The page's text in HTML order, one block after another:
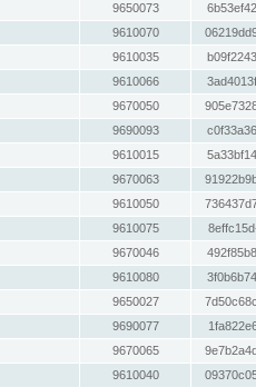
9650073
9610070
9610035
9610066
9670050
9690093
9610015
9670063
9610050
9610075
9670046
9610080
9650027
9690077
9670065
9610040